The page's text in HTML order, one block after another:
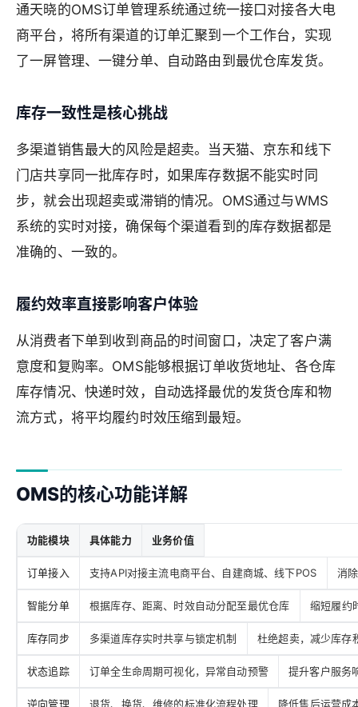
通天晓的OMS订单管理系统通过统一接口对接各大电
商平台，将所有渠道的订单汇聚到一个工作台，实现
了一屏管理、一键分单、自动路由到最优仓库发货。
库存一致性是核心挑战
多渠道销售最大的风险是超卖。当天猫、京东和线下
门店共享同一批库存时，如果库存数据不能实时同
步，就会出现超卖或滞销的情况。OMS通过与WMS
系统的实时对接，确保每个渠道看到的库存数据都是
准确的、一致的。
履约效率直接影响客户体验
从消费者下单到收到商品的时间窗口，决定了客户满
意度和复购率。OMS能够根据订单收货地址、各仓库
库存情况、快递时效，自动选择最优的发货仓库和物
流方式，将平均履约时效压缩到最短。
OMS的核心功能详解
功能模块 具体能力 业务价值
订单接入 支持API对接主流电商平台、自建商城、线下POS 消
智能分单 根据库存、距离、时效自动分配至最优仓库 缩短履约
库存同步 多渠道库存实时共享与锁定机制 杜绝超卖，减少库存
状态追踪 订单全生命周期可视化，异常自动预警 提升客户服务
逆向管理 退货、换货、维修的标准化流程处理 降低售后运营成